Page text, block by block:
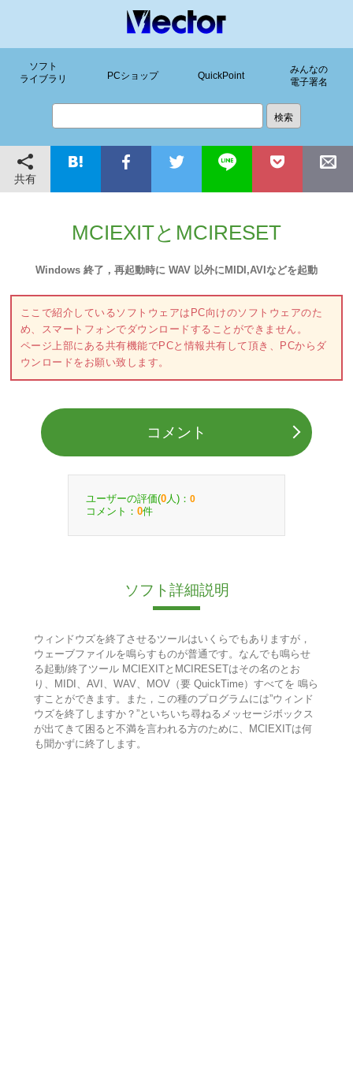
ソフト
ライブラリ
PCショップ QuickPoint
みんなの
電子署名
共有
MCIEXITとMCIRESET
Windows 終了，再起動時に WAV 以外にMIDI,AVIなどを起動
ここで紹介しているソフトウェアはPC向けのソフトウェアのた
め、スマートフォンでダウンロードすることができません。
ページ上部にある共有機能でPCと情報共有して頂き、PCからダ
ウンロードをお願い致します。
コメント
ユーザーの評価(0 人)： 0
コメント： 0件
ソフト詳細説明
ウィンドウズを終了させるツールはいくらでもありますが，
ウェーブファイルを鳴らすものが普通です。なんでも鳴らせ
る起動/終了ツール MCIEXITとMCIRESETはその名のとお
り、MIDI、AVI、WAV、MOV（要 QuickTime）すべてを 鳴ら
すことができます。また，この種のプログラムには”ウィンド
ウズを終了しますか？”といちいち尋ねるメッセージボックス
が出てきて困ると不満を言われる方のために、MCIEXITは何
も聞かずに終了します。